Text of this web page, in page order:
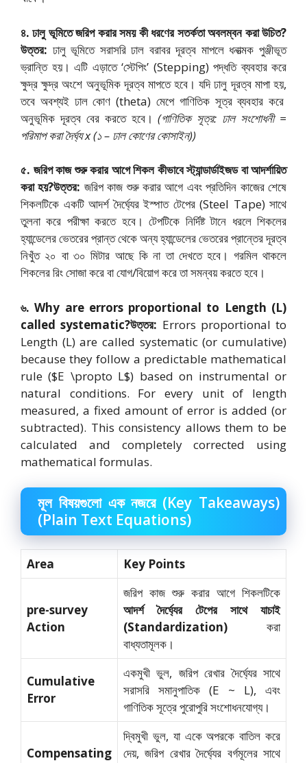
৪. ঢালু ভূমিতে জরিপ করার সময় কী ধরণের সতর্কতা অবলম্বন করা উচিত?
উত্তর: ঢালু ভূমিতে সরাসরি ঢাল বরাবর দূরত্ব মাপলে ধনাত্মক পুঞ্জীভূত
ভ্রান্তি হয়। এটি এড়াতে ‘স্টেপিং’ (Stepping) পদ্ধতি ব্যবহার করে
ক্ষুদ্র ক্ষুদ্র অংশে অনুভূমিক দূরত্ব মাপতে হবে। যদি ঢালু দূরত্ব মাপা হয়,
তবে অবশ্যই ঢাল কোণ (theta) মেপে গাণিতিক সূত্র ব্যবহার করে
অনুভূমিক দূরত্ব বের করতে হবে।(গাণিতিক সূত্র: ঢাল সংশোধনী =
পরিমাপ করা দৈর্ঘ্য x (১ – ঢাল কোণের কোসাইন))
৫. জরিপ কাজ শুরু করার আগে শিকল কীভাবে স্ট্যান্ডার্ডাইজড বা আদর্শায়িত
করা হয়?উত্তর: জরিপ কাজ শুরু করার আগে এবং প্রতিদিন কাজের শেষে
শিকলটিকে একটি আদর্শ দৈর্ঘ্যের ইস্পাত টেপের (Steel Tape) সাথে
তুলনা করে পরীক্ষা করতে হবে। টেপটিকে নির্দিষ্ট টানে ধরলে শিকলের
হ্যান্ডেলের ভেতরের প্রান্ত থেকে অন্য হ্যান্ডেলের ভেতরের প্রান্তের দূরত্ব
নিখুঁত ২০ বা ৩০ মিটার আছে কি না তা দেখতে হবে। গরমিল থাকলে
শিকলের রিং সোজা করে বা যোগ/বিয়োগ করে তা সমন্বয় করতে হবে।
৬. Why are errors proportional to Length (L)
called systematic?উত্তর: Errors proportional to
Length (L) are called systematic (or cumulative)
because they follow a predictable mathematical
rule ($E \propto L$) based on instrumental or
natural conditions. For every unit of length
measured, a fixed amount of error is added (or
subtracted). This consistency allows them to be
calculated and completely corrected using
mathematical formulas.
মূল বিষয়গুলো এক নজরে (Key Takeaways)
(Plain Text Equations)
Area Key Points
pre-survey
Action
জরিপ কাজ শুরু করার আগে শিকলটিকে
আদর্শ দৈর্ঘ্যের টেপের সাথে যাচাই
(Standardization) করা
বাধ্যতামূলক।
Cumulative
Error
একমুখী ভুল, জরিপ রেখার দৈর্ঘ্যের সাথে
সরাসরি সমানুপাতিক (E ~ L), এবং
গাণিতিক সূত্রে পুরোপুরি সংশোধনযোগ্য।
Compensating
দ্বিমুখী ভুল, যা একে অপরকে বাতিল করে
দেয়, জরিপ রেখার দৈর্ঘ্যের বর্গমূলের সাথে